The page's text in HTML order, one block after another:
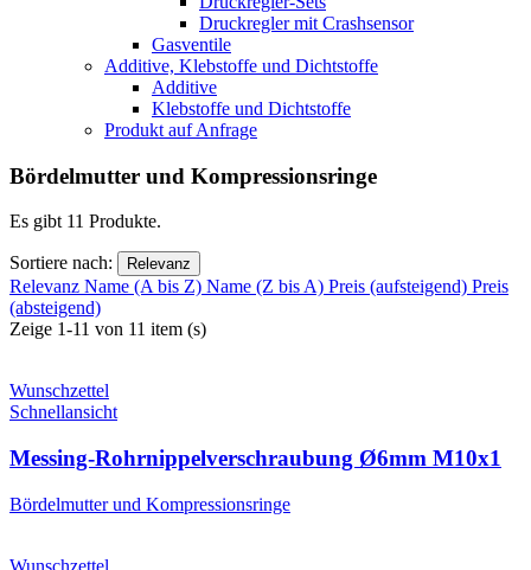
Druckregler mit Crashsensor
Gasventile
Additive, Klebstoffe und Dichtstoffe
Additive
Klebstoffe und Dichtstoffe
Produkt auf Anfrage
Bördelmutter und Kompressionsringe
Es gibt 11 Produkte.
Sortiere nach: Relevanz
Relevanz Name (A bis Z) Name (Z bis A) Preis (aufsteigend) Preis
(absteigend)
Zeige 1-11 von 11 item (s)
Wunschzettel
Schnellansicht
Messing-Rohrnippelverschraubung Ø6mm M10x1
Bördelmutter und Kompressionsringe
Wunschzettel